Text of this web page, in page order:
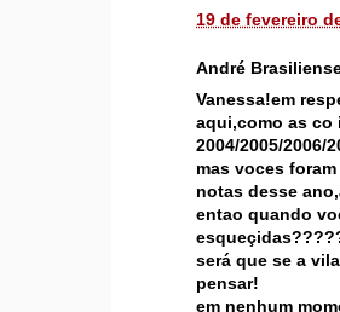
19 de fevereiro
André
Vanessa!em
aqui,como as co
2004/2005/2006/
mas voces
notas desse
entao quando
será que se a
pensar!
em nenhum